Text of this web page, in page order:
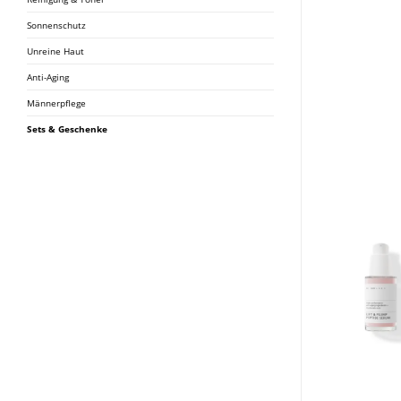
Sonnenschutz
Unreine Haut
Anti-Aging
Männerpflege
Sets & Geschenke